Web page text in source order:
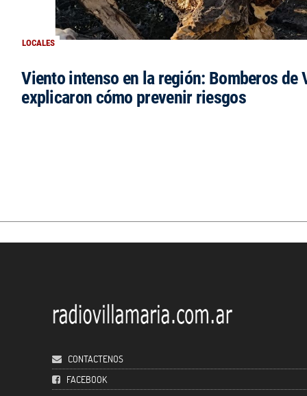
LOCALES
Viento intenso en la región: Bomberos de
explicaron cómo prevenir riesgos
CONTACTENOS
FACEBOOK